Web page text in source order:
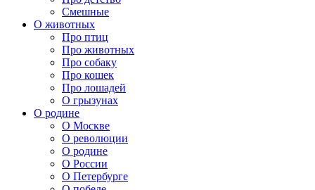
Смешные
О животных
Про птиц
Про животных
Про собаку
Про кошек
Про лошадей
О грызунах
О родине
О Москве
О революции
О родине
О России
О Петербурге